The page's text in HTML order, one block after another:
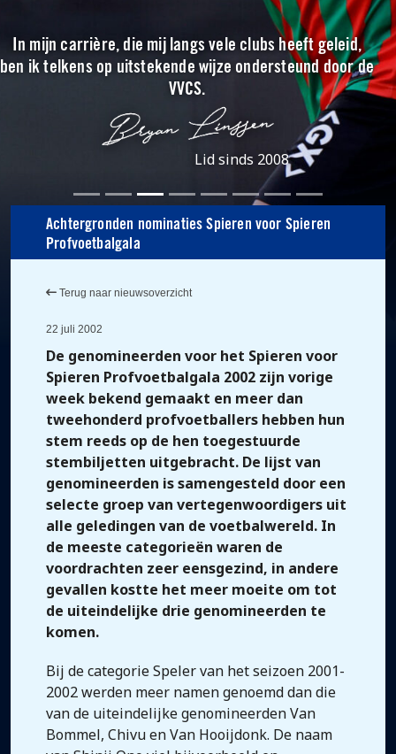
In mijn carrière, die mij langs vele clubs heeft geleid,
ben ik telkens op uitstekende wijze ondersteund door de
VVCS.
Lid sinds 2008
Achtergronden nominaties Spieren voor Spieren
Profvoetbalgala
Terug naar nieuwsoverzicht
22 juli 2002
De genomineerden voor het Spieren voor
Spieren Profvoetbalgala 2002 zijn vorige
week bekend gemaakt en meer dan
tweehonderd profvoetballers hebben hun
stem reeds op de hen toegestuurde
stembiljetten uitgebracht. De lijst van
genomineerden is samengesteld door een
selecte groep van vertegenwoordigers uit
alle geledingen van de voetbalwereld. In
de meeste categorieën waren de
voordrachten zeer eensgezind, in andere
gevallen kostte het meer moeite om tot
de uiteindelijke drie genomineerden te
komen.
Bij de categorie Speler van het seizoen 2001-
2002 werden meer namen genoemd dan die
van de uiteindelijke genomineerden Van
Bommel, Chivu en Van Hooijdonk. De naam